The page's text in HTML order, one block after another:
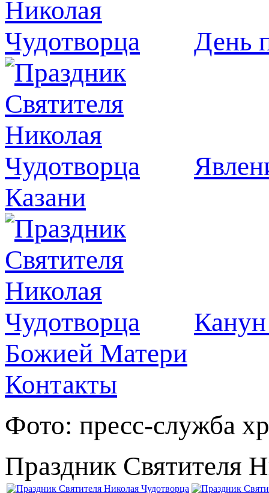
День
Казани
Божией Матери
Контакты
Фото: пресс-служба
Праздник Святителя